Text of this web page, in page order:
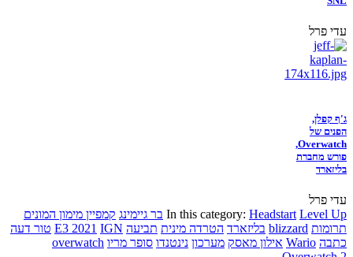
עדי פרל
ג'ף קפלן,
הפנים של
Overwatch,
פורש מחברת
בליזארד
עדי פרל
In this category: Headstart Level Up בר גיימינג קמפיין מימון המונים
תרומות blizzard בליזארד הטרדה מינית תביעה E3 2021 IGN
טור דעה
כתבה Wario אילון מאסק מערכון נינטנדו סופר מריו overwatch